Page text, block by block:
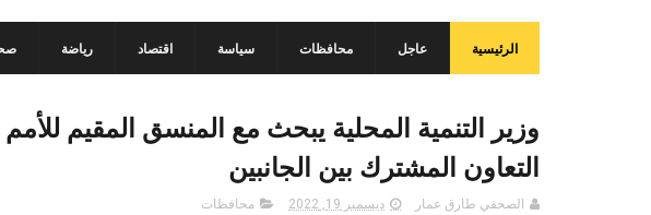
الرئيسية عاجل محافظات سياسة اقتصاد رياضة
وزير التنمية المحلية يبحث مع المنسق المقيم
التعاون المشترك بين الجانبين
الصحفي طارق عمار ديسمبر 19, 2022 محافظات